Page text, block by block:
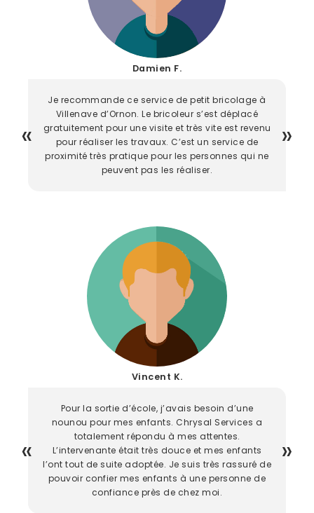
Damien F.
Je recommande ce service de petit bricolage à
Villenave d’Ornon. Le bricoleur s’est déplacé
gratuitement pour une visite et très vite est revenu
pour réaliser les travaux. C’est un service de
proximité très pratique pour les personnes qui ne
peuvent pas les réaliser.
Vincent K.
Pour la sortie d’école, j’avais besoin d’une
nounou pour mes enfants. Chrysal Services a
totalement répondu à mes attentes.
L’intervenante était très douce et mes enfants
l’ont tout de suite adoptée. Je suis très rassuré de
pouvoir confier mes enfants à une personne de
confiance près de chez moi.